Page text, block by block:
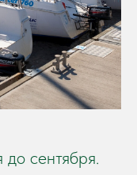
сентября.